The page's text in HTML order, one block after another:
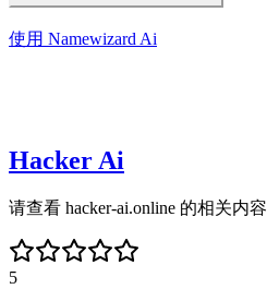
使用 Namewizard Ai
Hacker Ai
请查看 hacker-ai.online 的相关内容
5